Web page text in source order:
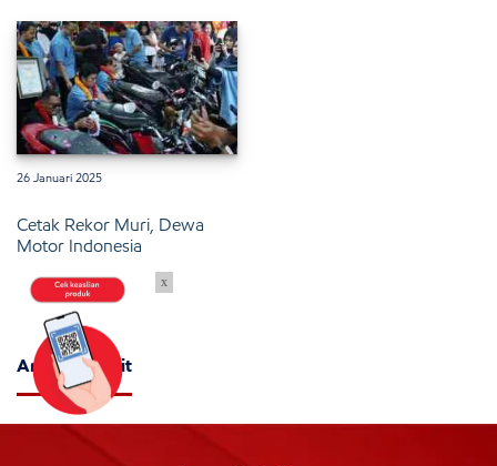
26 Januari 2025
Cetak Rekor Muri, Dewa
Motor Indonesia
Artikel Terkait
x